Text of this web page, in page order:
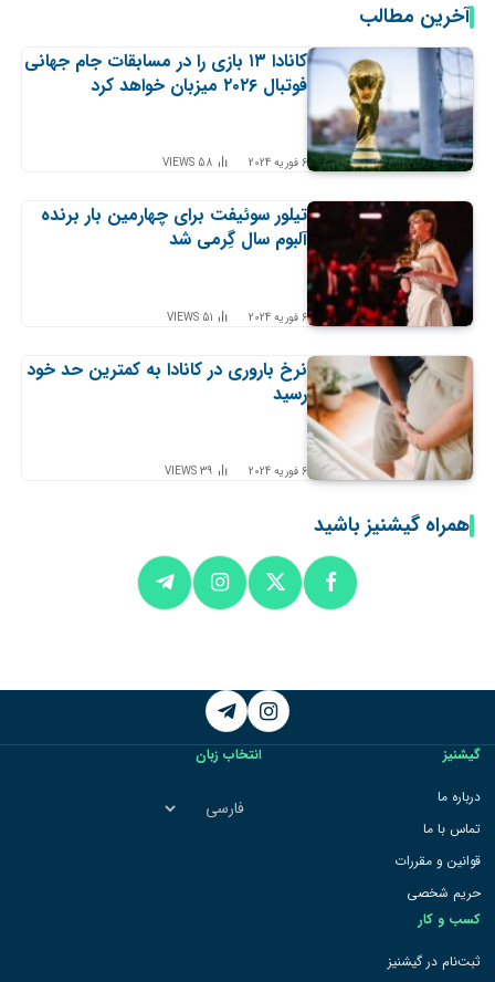
آخرین مطالب
کانادا ۱۳ بازی را در مسابقات جام جهانی
فوتبال ۲۰۲۶ میزبان خواهد کرد
6 فوریه 2024 58
VIEWS
تیلور سوئیفت برای چهارمین بار برنده
آلبوم سال گِرمی شد
6 فوریه 2024 51
VIEWS
نرخ باروری در کانادا به کمترین حد خود
رسید
6 فوریه 2024 39
VIEWS
همراه گیشنیز باشید
Instagram
Telegram
گیشنیز
درباره ما
تماس با ما
قوانین و مقررات
حریم شخصی
کسب و کار
ثبت‌نام در گیشنیز
انتخاب زبان
انتخاب
زبان